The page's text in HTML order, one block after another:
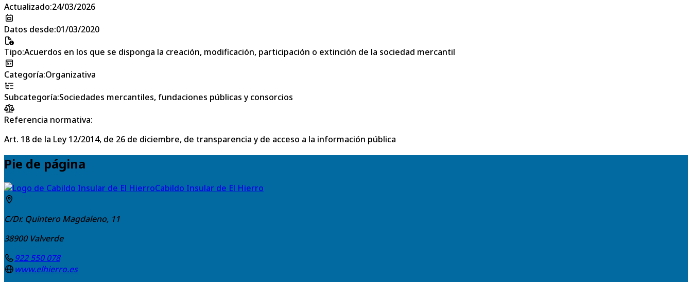
Actualizado:24/03/2026
Datos desde:01/03/2020
Tipo:Acuerdos en los que se disponga la creación, modificación, participación o extinción de la sociedad mercantil
Categoría:Organizativa
Subcategoría:Sociedades mercantiles, fundaciones públicas y consorcios
Referencia normativa:
Art. 18 de la Ley 12/2014, de 26 de diciembre, de transparencia y de acceso a la información pública
Pie de página
Cabildo Insular de El Hierro
C/Dr. Quintero Magdaleno, 11
38900 Valverde
922 550 078
www.elhierro.es